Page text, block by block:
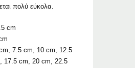
πολύ εύκολα.
cm
7.5 cm, 10 cm, 12.5
17.5 cm, 20 cm, 22.5